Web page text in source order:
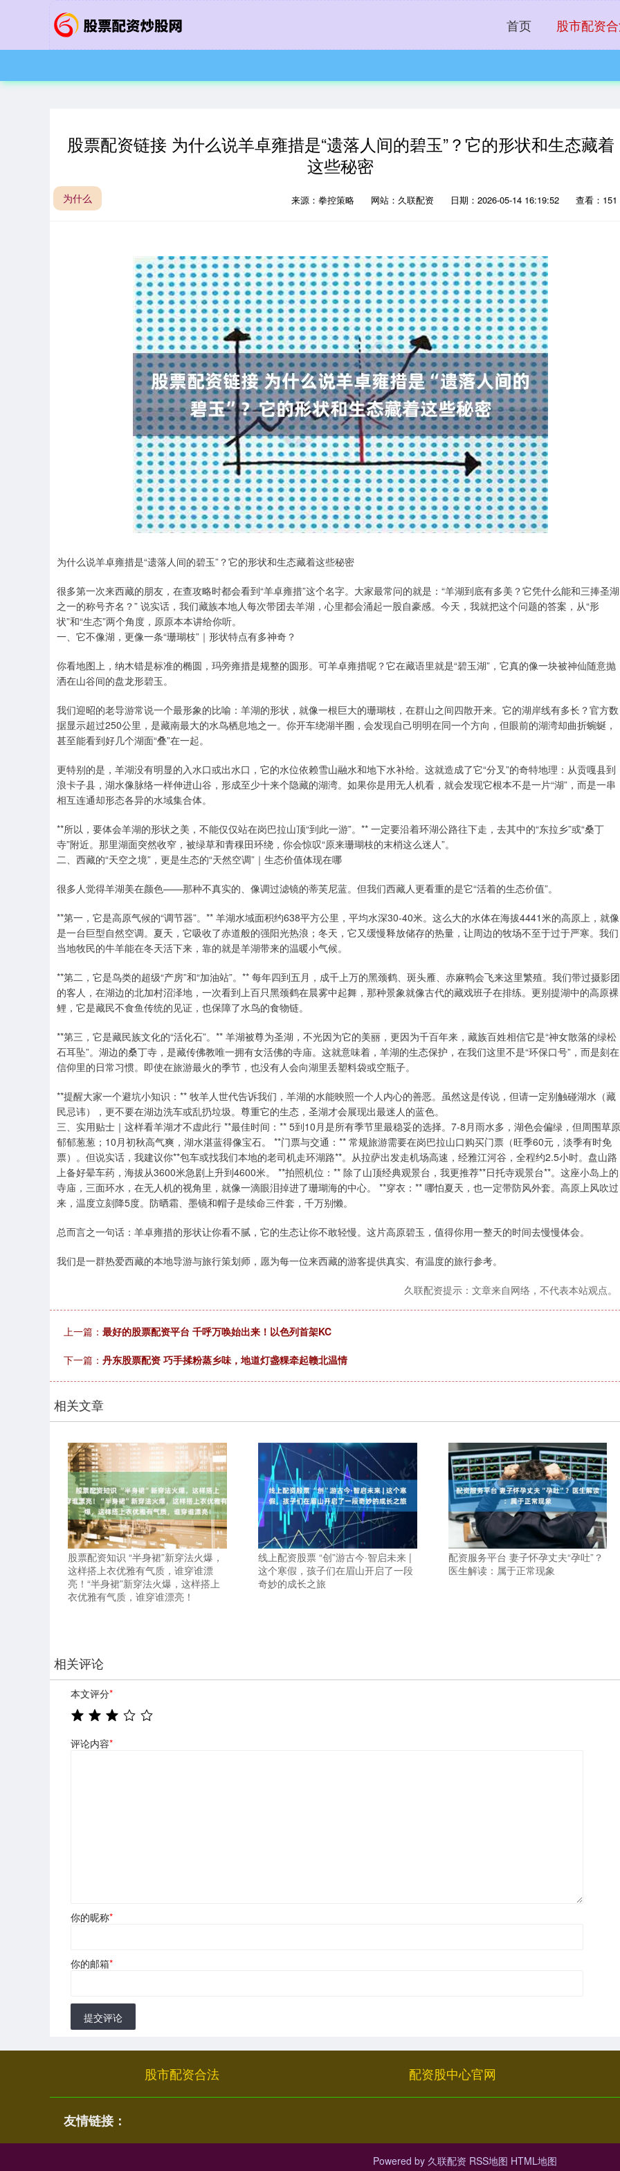
首页 股市配资
股票配资链接 为什么说羊卓雍措是“遗落人间的碧玉”？它的形状和生态藏着
这些秘密
为什么 来源：拳控策略 网站：久联配资 日期：2026-05-14 16:19:52 查看：151
为什么说羊卓雍措是“遗落人间的碧玉”？它的形状和生态藏着这些秘密
很多第一次来西藏的朋友，在查攻略时都会看到“羊卓雍措”这个名字。大家最常问的就是：“羊湖到底有多美？它凭什么能和三捧圣湖
之一的称号齐名？” 说实话，我们藏族本地人每次带团去羊湖，心里都会涌起一股自豪感。今天，我就把这个问题的答案，从“形
状”和“生态”两个角度，原原本本讲给你听。
一、它不像湖，更像一条“珊瑚枝”｜形状特点有多神奇？
你看地图上，纳木错是标准的椭圆，玛旁雍措是规整的圆形。可羊卓雍措呢？它在藏语里就是“碧玉湖”，它真的像一块被神仙随意抛
洒在山谷间的盘龙形碧玉。
我们迎昭的老导游常说一个最形象的比喻：羊湖的形状，就像一根巨大的珊瑚枝，在群山之间四散开来。它的湖岸线有多长？官方数
据显示超过250公里，是藏南最大的水鸟栖息地之一。你开车绕湖半圈，会发现自己明明在同一个方向，但眼前的湖湾却曲折蜿蜒，
甚至能看到好几个湖面“叠”在一起。
更特别的是，羊湖没有明显的入水口或出水口，它的水位依赖雪山融水和地下水补给。这就造成了它“分叉”的奇特地理：从贡嘎县到
浪卡子县，湖水像脉络一样伸进山谷，形成至少十来个隐藏的湖湾。如果你是用无人机看，就会发现它根本不是一片“湖”，而是一串
相互连通却形态各异的水域集合体。
**所以，要体会羊湖的形状之美，不能仅仅站在岗巴拉山顶“到此一游”。** 一定要沿着环湖公路往下走，去其中的“东拉乡”或“桑丁
寺”附近。那里湖面突然收窄，被绿草和青稞田环绕，你会惊叹“原来珊瑚枝的末梢这么迷人”。
二、西藏的“天空之境”，更是生态的“天然空调”｜生态价值体现在哪
很多人觉得羊湖美在颜色——那种不真实的、像调过滤镜的蒂芙尼蓝。但我们西藏人更看重的是它“活着的生态价值”。
**第一，它是高原气候的“调节器”。** 羊湖水域面积约638平方公里，平均水深30-40米。这么大的水体在海拔4441米的高原上，就像
是一台巨型自然空调。夏天，它吸收了赤道般的强阳光热浪；冬天，它又缓慢释放储存的热量，让周边的牧场不至于过于严寒。我们
当地牧民的牛羊能在冬天活下来，靠的就是羊湖带来的温暖小气候。
**第二，它是鸟类的超级“产房”和“加油站”。** 每年四到五月，成千上万的黑颈鹤、斑头雁、赤麻鸭会飞来这里繁殖。我们带过摄影团
的客人，在湖边的北加村沼泽地，一次看到上百只黑颈鹤在晨雾中起舞，那种景象就像古代的藏戏班子在排练。更别提湖中的高原裸
鲤，它是藏民不食鱼传统的见证，也保障了水鸟的食物链。
**第三，它是藏民族文化的“活化石”。** 羊湖被尊为圣湖，不光因为它的美丽，更因为千百年来，藏族百姓相信它是“神女散落的绿松
石耳坠”。湖边的桑丁寺，是藏传佛教唯一拥有女活佛的寺庙。这就意味着，羊湖的生态保护，在我们这里不是“环保口号”，而是刻在
信仰里的日常习惯。即使在旅游最火的季节，也没有人会向湖里丢塑料袋或空瓶子。
**提醒大家一个避坑小知识：** 牧羊人世代告诉我们，羊湖的水能映照一个人内心的善恶。虽然这是传说，但请一定别触碰湖水（藏
民忌讳），更不要在湖边洗车或乱扔垃圾。尊重它的生态，圣湖才会展现出最迷人的蓝色。
三、实用贴士｜这样看羊湖才不虚此行 **最佳时间：** 5到10月是所有季节里最稳妥的选择。7-8月雨水多，湖色会偏绿，但周围草原
郁郁葱葱；10月初秋高气爽，湖水湛蓝得像宝石。 **门票与交通：** 常规旅游需要在岗巴拉山口购买门票（旺季60元，淡季有时免
票）。但说实话，我建议你**包车或找我们本地的老司机走环湖路**。从拉萨出发走机场高速，经雅江河谷，全程约2.5小时。盘山路
上备好晕车药，海拔从3600米急剧上升到4600米。 **拍照机位：** 除了山顶经典观景台，我更推荐**日托寺观景台**。这座小岛上的
寺庙，三面环水，在无人机的视角里，就像一滴眼泪掉进了珊瑚海的中心。 **穿衣：** 哪怕夏天，也一定带防风外套。高原上风吹过
来，温度立刻降5度。防晒霜、墨镜和帽子是续命三件套，千万别懒。
总而言之一句话：羊卓雍措的形状让你看不腻，它的生态让你不敢轻慢。这片高原碧玉，值得你用一整天的时间去慢慢体会。
我们是一群热爱西藏的本地导游与旅行策划师，愿为每一位来西藏的游客提供真实、有温度的旅行参考。
久联配资提示：文章来自网络，不代表本站观点。
上一篇： 最好的股票配资平台 千呼万唤始出来！以色列首架KC
下一篇： 丹东股票配资 巧手揉粉蒸乡味，地道灯盏粿牵起赣北温情
相关文章
股票配资知识 “半身裙”新穿法火爆，
这样搭上衣优雅有气质，谁穿谁漂
亮！“半身裙”新穿法火爆，这样搭上
衣优雅有气质，谁穿谁漂亮！
线上配资股票 “创”游古今·智启未来 |
这个寒假，孩子们在眉山开启了一段
奇妙的成长之旅
配资服务平台 妻子怀孕丈夫“孕吐”？
医生解读：属于正常现象
相关评论
本文评分*
评论内容*
你的昵称*
你的邮箱*
提交评论
股市配资合法 配资股中心官网
友情链接：
Powered by 久联配资 RSS地图 HTML地图